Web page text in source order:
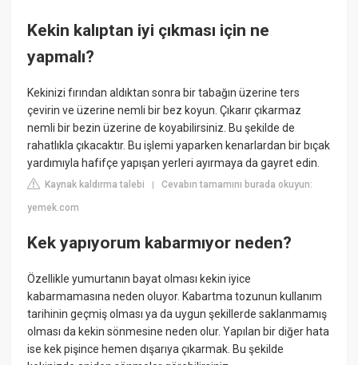
Kekin kalıptan iyi çıkması için ne
yapmalı?
Kekinizi fırından aldıktan sonra bir tabağın üzerine ters
çevirin ve üzerine nemli bir bez koyun. Çıkarır çıkarmaz
nemli bir bezin üzerine de koyabilirsiniz. Bu şekilde de
rahatlıkla çıkacaktır. Bu işlemi yaparken kenarlardan bir bıçak
yardımıyla hafifçe yapışan yerleri ayırmaya da gayret edin.
Kaynak kaldırma talebi |Cevabın tamamını burada okuyun:
yemek.com
Kek yapıyorum kabarmıyor neden?
Özellikle yumurtanın bayat olması kekin iyice
kabarmamasına neden oluyor. Kabartma tozunun kullanım
tarihinin geçmiş olması ya da uygun şekillerde saklanmamış
olması da kekin sönmesine neden olur. Yapılan bir diğer hata
ise kek pişince hemen dışarıya çıkarmak. Bu şekilde